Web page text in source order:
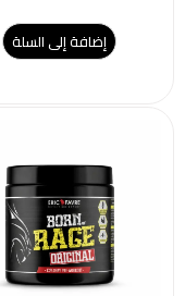
إضافة إلى السلة